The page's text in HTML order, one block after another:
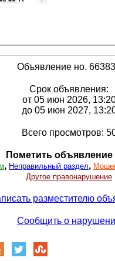
Объявление но.
Срок объявления:
от 05 июн 2026,
до 05 июн 2027,
Всего просмотров:
Пометить объявление
, Неправильный раздел,
Другое правонарушение
разместителю
Сообщить о